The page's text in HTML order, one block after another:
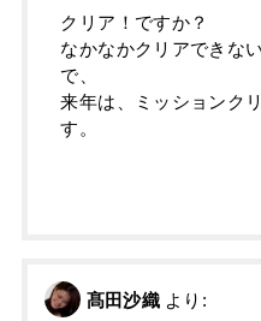
クリア！ですか？
なかなかクリアできな
で、
来年は、ミッションク
す。
髙田沙織 より: